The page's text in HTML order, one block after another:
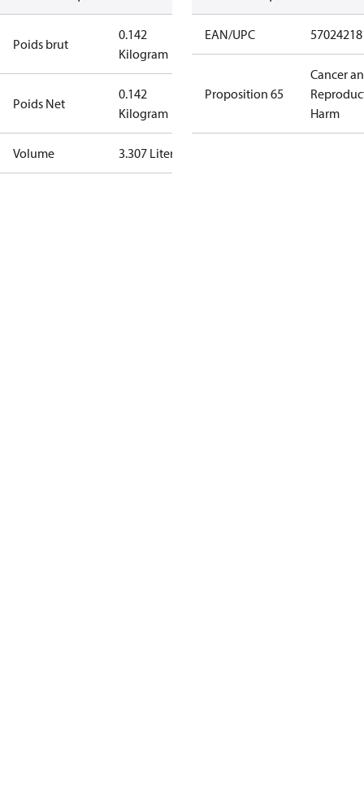
Poids brut
0.142
Kilogram
Poids Net
0.142
Kilogram
Volume 3.307 Liter
EAN/UPC
Proposition 65
Cancer
Harm